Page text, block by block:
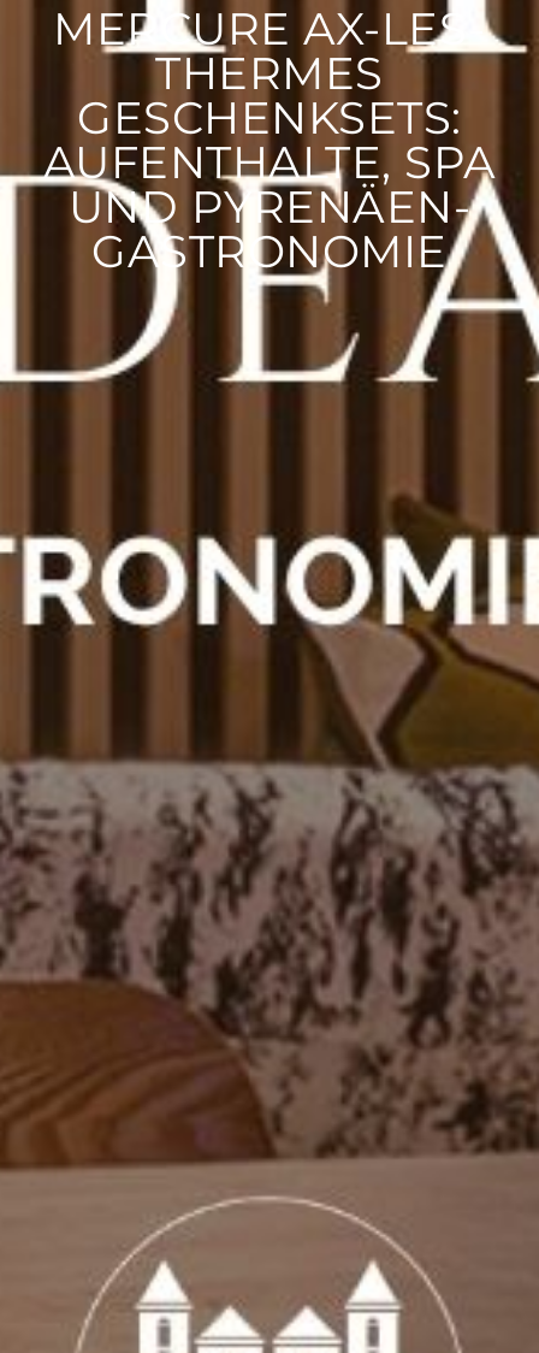
MERCURE AX-LES-
THERMES
GESCHENKSETS:
AUFENTHALTE, SPA
UND PYRENÄEN-
GASTRONOMIE